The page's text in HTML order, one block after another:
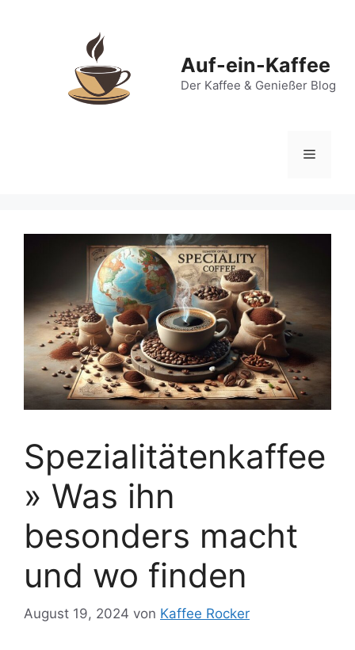
Auf-ein-Kaffee
Der Kaffee & Genießer Blog
Menü
Spezialitätenkaffee
» Was ihn
besonders macht
und wo finden
August 19, 2024 von Kaffee Rocker